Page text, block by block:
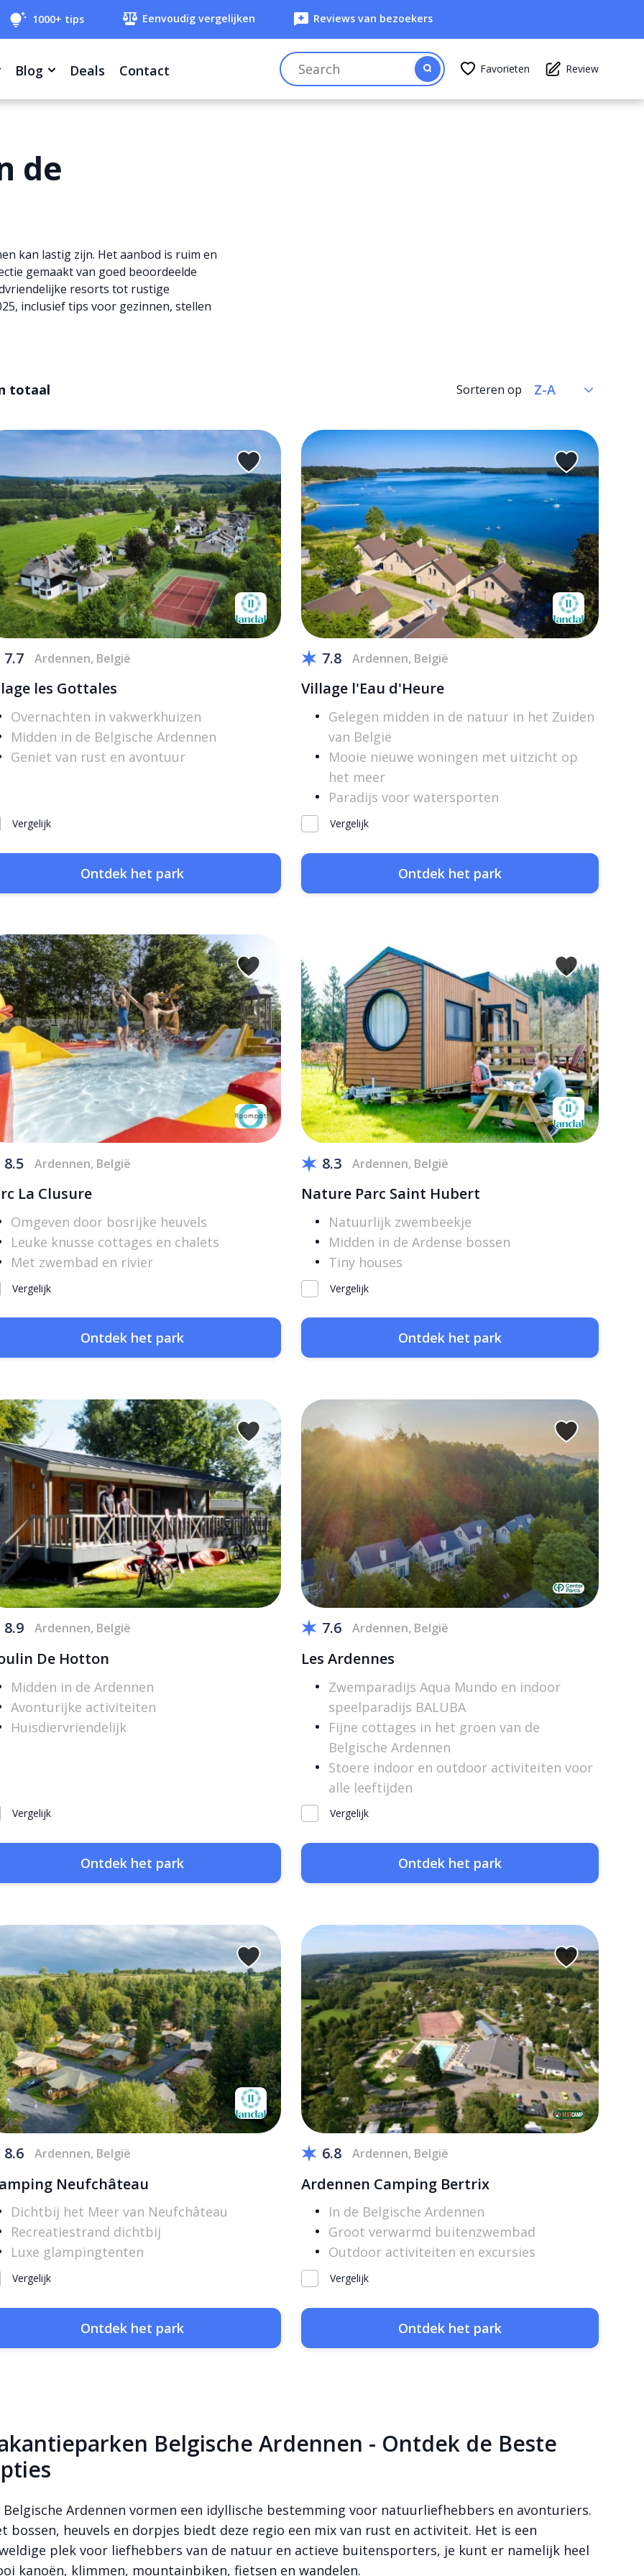
1000+ tips Eenvoudig vergelijken Reviews van bezoekers
Blog Deals Contact Favorieten Review
de
kan lastig zijn. Het aanbod is ruim en
gemaakt van goed beoordeelde
resorts tot rustige
inclusief tips voor gezinnen, stellen
Filteren
totaal Sorteren op
7.7 Ardennen, België
les Gottales
Overnachten in vakwerkhuizen
Midden in de Belgische Ardennen
Geniet van rust en avontuur
Vergelijk
Ontdek het park
7.8 Ardennen, België
Village l'Eau d'Heure
Gelegen midden in de natuur in het Zuiden
van België
Mooie nieuwe woningen met uitzicht op
het meer
Paradijs voor watersporten
Vergelijk
Ontdek het park
8.5 Ardennen, België
La Clusure
Omgeven door bosrijke heuvels
Leuke knusse cottages en chalets
Met zwembad en rivier
Vergelijk
Ontdek het park
8.3 Ardennen, België
Nature Parc Saint Hubert
Natuurlijk zwembeekje
Midden in de Ardense bossen
Tiny houses
Vergelijk
Ontdek het park
8.9 Ardennen, België
De Hotton
Midden in de Ardennen
Avonturijke activiteiten
Huisdiervriendelijk
Vergelijk
Ontdek het park
7.6 Ardennen, België
Les Ardennes
Zwemparadijs Aqua Mundo en indoor
speelparadijs BALUBA
Fijne cottages in het groen van de
Belgische Ardennen
Stoere indoor en outdoor activiteiten voor
alle leeftijden
Vergelijk
Ontdek het park
8.6 Ardennen, België
Neufchâteau
Dichtbij het Meer van Neufchâteau
Recreatiestrand dichtbij
Luxe glampingtenten
Vergelijk
Ontdek het park
6.8 Ardennen, België
Ardennen Camping Bertrix
In de Belgische Ardennen
Groot verwarmd buitenzwembad
Outdoor activiteiten en excursies
Vergelijk
Ontdek het park
Belgische Ardennen - Ontdek de Beste
Belgische Ardennen vormen een idyllische bestemming voor natuurliefhebbers en avonturiers.
bossen, heuvels en dorpjes biedt deze regio een mix van rust en activiteit. Het is een
plek voor liefhebbers van de natuur en actieve buitensporters, je kunt er namelijk heel
kanoën, klimmen, mountainbiken, fietsen en wandelen.